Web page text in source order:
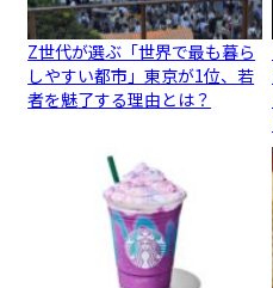
Z世代が選ぶ「世界で最も暮ら
しやすい都市」東京が1位、若
者を魅了する理由とは？